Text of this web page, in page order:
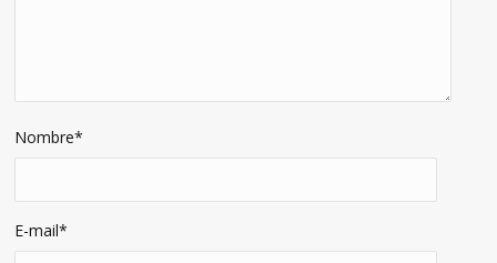
Nombre*
E-mail*